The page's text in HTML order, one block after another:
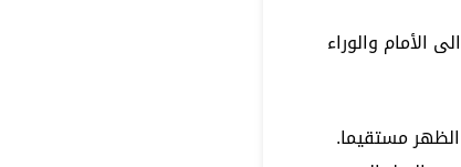
الأمام والوراء
الظهر مستقيما.